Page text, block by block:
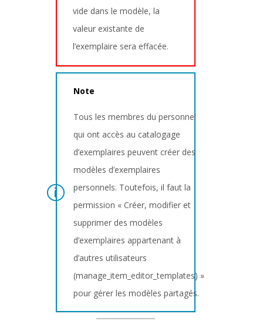
vide dans le modèle, la
valeur existante de
l’exemplaire sera effacée.
Note
Tous les membres du personnel
qui ont accès au catalogage
d’exemplaires peuvent créer des
modèles d’exemplaires
personnels. Toutefois, il faut la
permission « Créer, modifier et
supprimer des modèles
d’exemplaires appartenant à
d’autres utilisateurs
(manage_item_editor_templates) »
pour gérer les modèles partagés.